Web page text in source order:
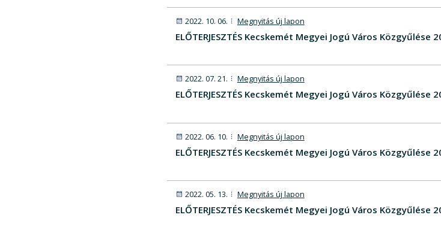
2022. 10. 06. Megnyitás új lapon
ELŐTERJESZTÉS Kecskemét Megyei Jogú Város
2022. 07. 21. Megnyitás új lapon
ELŐTERJESZTÉS Kecskemét Megyei Jogú Város
2022. 06. 10. Megnyitás új lapon
ELŐTERJESZTÉS Kecskemét Megyei Jogú Város
2022. 05. 13. Megnyitás új lapon
ELŐTERJESZTÉS Kecskemét Megyei Jogú Város